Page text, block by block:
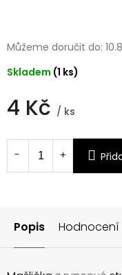
4 Kč / ks
cena:
Skladem (1 ks)
Můžeme doručit do:
Popis Hodnocení